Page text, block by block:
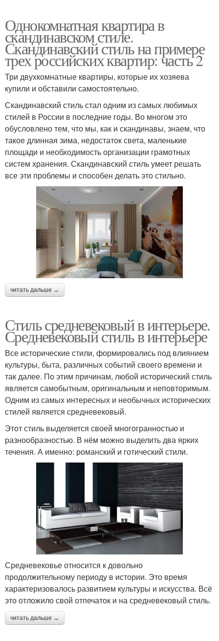
Однокомнатная квартира в
скандинавском стиле.
Скандинавский стиль на примере
трех российских квартир: часть 2
Три двухкомнатные квартиры, которые их хозяева
купили и обставили самостоятельно.
Скандинавский стиль стал одним из самых любимых
стилей в России в последние годы. Во многом это
обусловлено тем, что мы, как и скандинавы, знаем, что
такое длинная зима, недостаток света, маленькие
площади и необходимость организации грамотных
систем хранения. Скандинавский стиль умеет решать
все эти проблемы и способен делать это стильно.
читать дальше →
Стиль средневековый в интерьере.
Средневековый стиль в интерьере
Все исторические стили, формировались под влиянием
культуры, быта, различных событий своего времени и
так далее. По этим причинам, любой исторический стиль
является самобытным, оригинальным и неповторимым.
Одним из самых интересных и необычных исторических
стилей является средневековый.
Этот стиль выделяется своей многогранностью и
разнообразностью. В нём можно выделить два ярких
течения. А именно: романский и готический стили.
Средневековье относится к довольно
продолжительному периоду в истории. Это время
характеризовалось развитием культуры и искусства. Всё
это отложило свой отпечаток и на средневековый стиль.
читать дальше →